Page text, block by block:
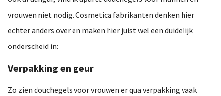
vrouwen niet nodig. Cosmetica fabrikanten denken hier
echter anders over en maken hier juist wel een duidelijk
onderscheid in:
Verpakking en geur
Zo zien douchegels voor vrouwen er qua verpakking vaak